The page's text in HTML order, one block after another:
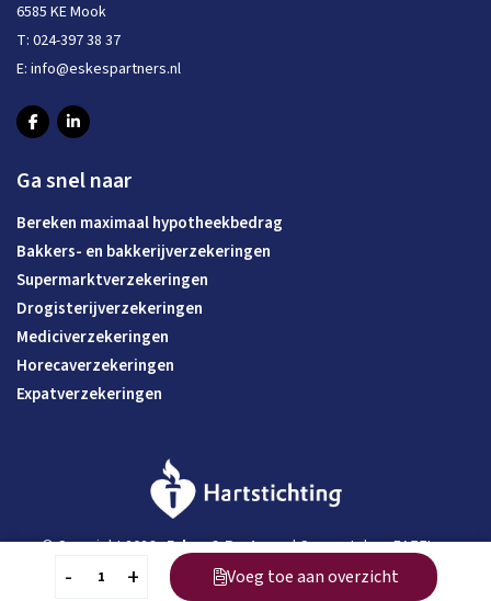
- + Voeg toe aan overzicht
6585 KE Mook
T: 024-397 38 37
E: info@eskespartners.nl
Ga snel naar
Bereken maximaal hypotheekbedrag
Bakkers- en bakkerijverzekeringen
Supermarktverzekeringen
Drogisterijverzekeringen
Mediciverzekeringen
Horecaverzekeringen
Expatverzekeringen
© Copyright 2026 -Eskes & Partners| Concept doorEAZZIen
gerealiseerd door Studioweb.nl